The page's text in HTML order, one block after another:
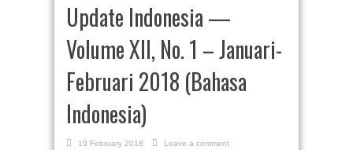
Update Indonesia —
Volume XII, No. 1 – Januari-
Februari 2018 (Bahasa
Indonesia)
19 February 2018
Leave a comment